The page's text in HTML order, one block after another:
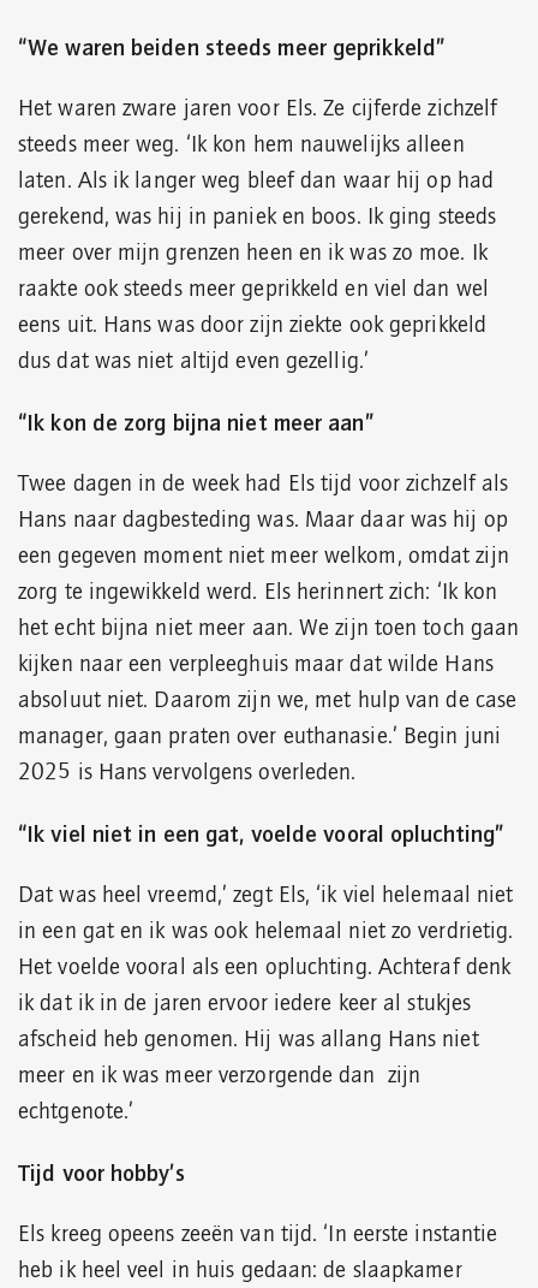
“We waren beiden steeds meer geprikkeld”
Het waren zware jaren voor Els. Ze cijferde zichzelf
steeds meer weg. ‘Ik kon hem nauwelijks alleen
laten. Als ik langer weg bleef dan waar hij op had
gerekend, was hij in paniek en boos. Ik ging steeds
meer over mijn grenzen heen en ik was zo moe. Ik
raakte ook steeds meer geprikkeld en viel dan wel
eens uit. Hans was door zijn ziekte ook geprikkeld
dus dat was niet altijd even gezellig.’
“Ik kon de zorg bijna niet meer aan”
Twee dagen in de week had Els tijd voor zichzelf als
Hans naar dagbesteding was. Maar daar was hij op
een gegeven moment niet meer welkom, omdat zijn
zorg te ingewikkeld werd. Els herinnert zich: ‘Ik kon
het echt bijna niet meer aan. We zijn toen toch gaan
kijken naar een verpleeghuis maar dat wilde Hans
absoluut niet. Daarom zijn we, met hulp van de case
manager, gaan praten over euthanasie.’ Begin juni
2025 is Hans vervolgens overleden.
“Ik viel niet in een gat, voelde vooral opluchting”
Dat was heel vreemd,’ zegt Els, ‘ik viel helemaal niet
in een gat en ik was ook helemaal niet zo verdrietig.
Het voelde vooral als een opluchting. Achteraf denk
ik dat ik in de jaren ervoor iedere keer al stukjes
afscheid heb genomen. Hij was allang Hans niet
meer en ik was meer verzorgende dan zijn
echtgenote.’
Tijd voor hobby’s
Els kreeg opeens zeeën van tijd. ‘In eerste instantie
heb ik heel veel in huis gedaan: de slaapkamer